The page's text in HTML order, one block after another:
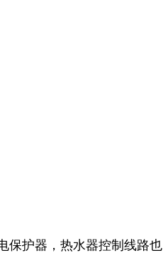
保护器，热水器控制线路也